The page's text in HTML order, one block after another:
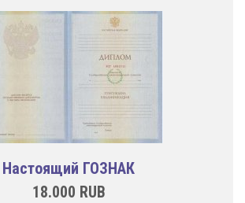
Настоящий ГОЗНАК
18.000 RUB